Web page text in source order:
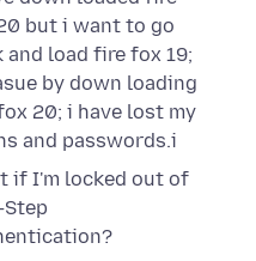
but i want to go
and load fire fox 19;
by down loading
20; i have lost my
and passwords.i
if I'm locked out of
Step